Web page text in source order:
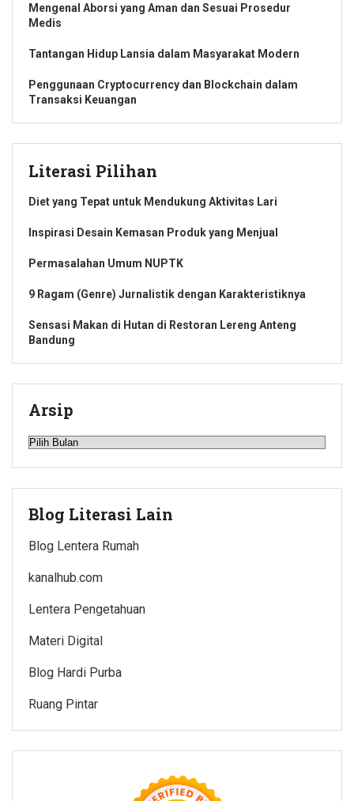
Mengenal Aborsi yang Aman dan Sesuai Prosedur
Medis
Tantangan Hidup Lansia dalam Masyarakat Modern
Penggunaan Cryptocurrency dan Blockchain dalam
Transaksi Keuangan
Literasi Pilihan
Diet yang Tepat untuk Mendukung Aktivitas Lari
Inspirasi Desain Kemasan Produk yang Menjual
Permasalahan Umum NUPTK
9 Ragam (Genre) Jurnalistik dengan Karakteristiknya
Sensasi Makan di Hutan di Restoran Lereng Anteng
Bandung
Arsip
Arsip
Blog Literasi Lain
Blog Lentera Rumah
kanalhub.com
Lentera Pengetahuan
Materi Digital
Blog Hardi Purba
Ruang Pintar